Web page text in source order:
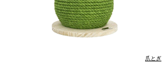
爪とぎ